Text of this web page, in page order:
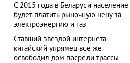
С 2015 года в Беларуси население
будет платить рыночную цену за
электроэнергию и газ
Ставший звездой интернета
китайский упрямец все же
освободил дом посреди трассы